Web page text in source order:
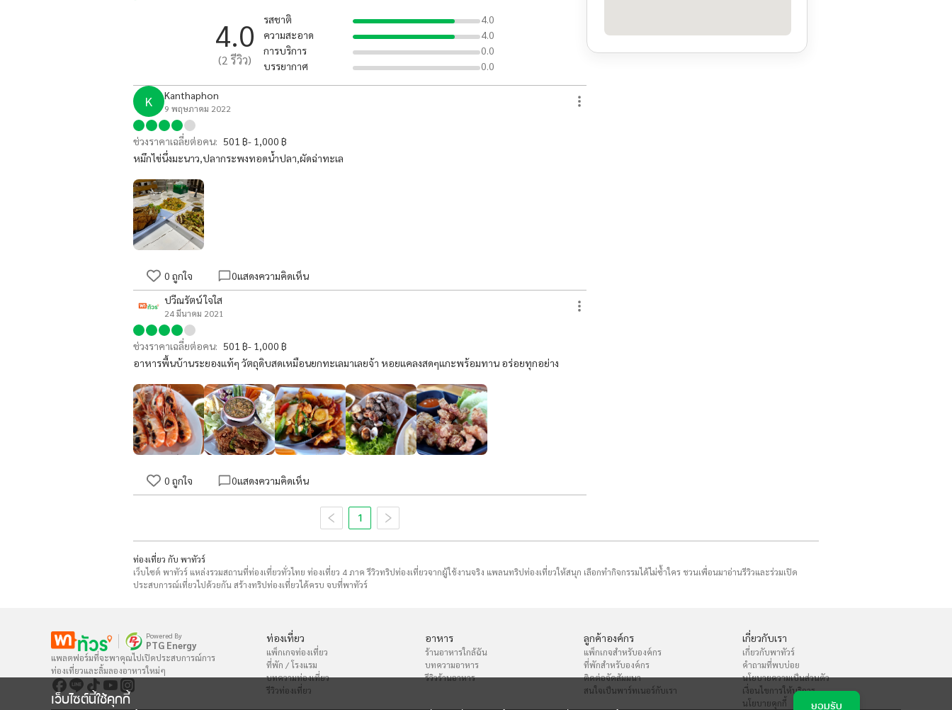
เว็บไซต์นี้ใช้คุกกี้ ยอมรับ
4.0
(2 รีวิว)
รสชาติ
4.0
ความสะอาด
4.0
การบริการ
0.0
บรรยากาศ
0.0
K Kanthaphon
9 พฤษภาคม 2022
ช่วงราคาเฉลี่ยต่อคน: 501 ฿- 1,000 ฿
หมึกไข่นึ่งมะนาว,ปลากระพงทอดน้ำปลา,ผัดฉ่าทะเล
0 ถูกใจ 0แสดงความคิดเห็น
ปวีณรัตน์ ใจใส
24 มีนาคม 2021
ช่วงราคาเฉลี่ยต่อคน: 501 ฿- 1,000 ฿
อาหารพื้นบ้านระยองแท้ๆ วัตถุดิบสดเหมือนยกทะเลมาเลยจ้า หอยแคลงสดๆแกะพร้อมทาน อร่อยทุกอย่าง
0 ถูกใจ 0แสดงความคิดเห็น
1
ท่องเที่ยว กับ พาทัวร์
เว็บไซต์ พาทัวร์ แหล่งรวมสถานที่ท่องเที่ยวทั่วไทย ท่องเที่ยว 4 ภาค รีวิวทริปท่องเที่ยวจากผู้ใช้งานจริง แพลนทริปท่องเที่ยวให้สนุก เลือกทำกิจกรรมได้ไม่ซ้ำใคร ชวนเพื่อนมาอ่านรีวิวและร่วมเปิด
ประสบการณ์เที่ยวไปด้วยกัน สร้างทริปท่องเที่ยวได้ครบ จบที่พาทัวร์
Powered By
PTG Energy
แพลตฟอร์มที่จะพาคุณไปเปิดประสบการณ์การ
ท่องเที่ยวและลิ้มลองอาหารใหม่ๆ
ท่องเที่ยว
แพ็กเกจท่องเที่ยว
ที่พัก / โรงแรม
บทความท่องเที่ยว
รีวิวท่องเที่ยว
อาหาร
ร้านอาหารใกล้ฉัน
บทความอาหาร
รีวิวร้านอาหาร
ลูกค้าองค์กร
แพ็กเกจสำหรับองค์กร
ที่พักสำหรับองค์กร
ติดต่อจัดสัมมนา
สนใจเป็นพาร์ทเนอร์กับเรา
เกี่ยวกับเรา
เกี่ยวกับพาทัวร์
คำถามที่พบบ่อย
นโยบายความเป็นส่วนตัว
เงื่อนไขการให้บริการ
นโยบายคุกกี้